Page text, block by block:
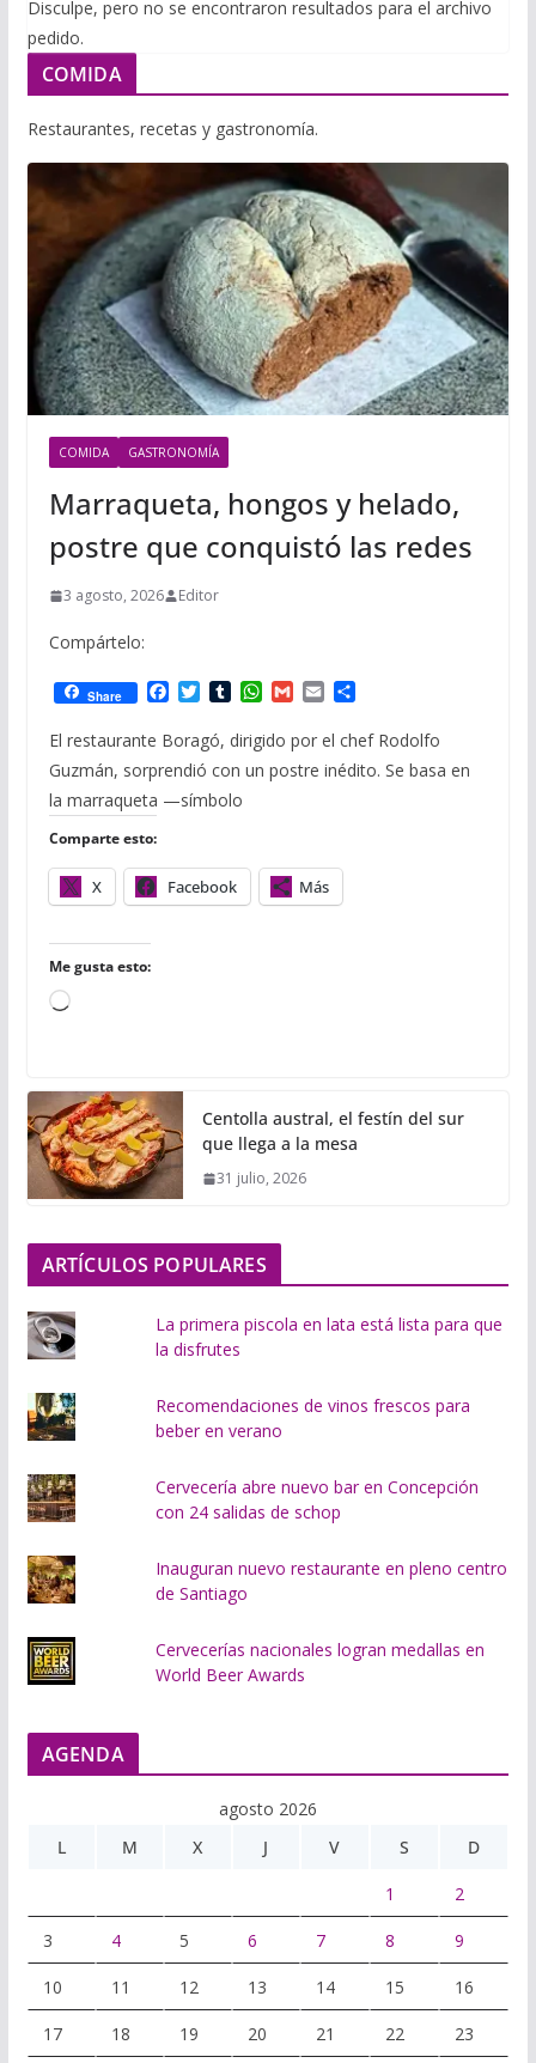
Disculpe, pero no se encontraron resultados para el archivo
pedido.
COMIDA
Restaurantes, recetas y gastronomía.
COMIDA GASTRONOMÍA
Marraqueta, hongos y helado,
postre que conquistó las redes
3 agosto, 2026 Editor
Compártelo:
Share
F
c
b
o
T
i
t
t
e
T
m
l
r
W
a
t
s
G
a
i
l
E
a
l
C
m
a
El restaurante Boragó, dirigido por el chef Rodolfo
Guzmán, sorprendió con un postre inédito. Se basa en
la marraqueta —símbolo
Comparte esto:
X Facebook Más
Me gusta esto:
C
g
a
n
d
.
.
Centolla austral, el festín del sur
que llega a la mesa
31 julio, 2026
ARTÍCULOS POPULARES
La primera piscola en lata está lista para que
la disfrutes
Recomendaciones de vinos frescos para
beber en verano
Cervecería abre nuevo bar en Concepción
con 24 salidas de schop
Inauguran nuevo restaurante en pleno centro
de Santiago
Cervecerías nacionales logran medallas en
World Beer Awards
AGENDA
agosto 2026
L
M X J V S D
1 2
3 4 5 6 7 8 9
10 11 12 13 14 15 16
17 18 19 20 21 22 23
m
a
t
r